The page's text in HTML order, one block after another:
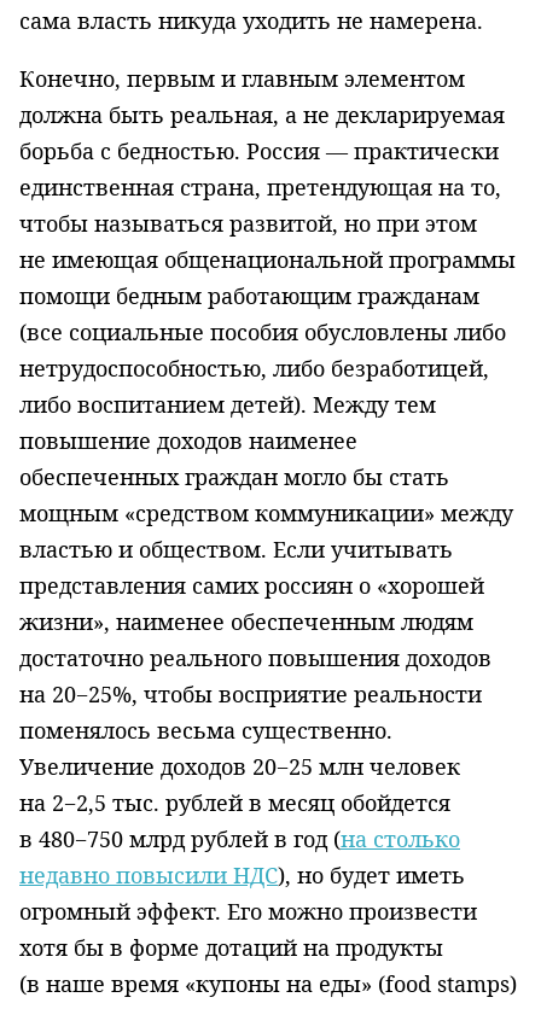
сама власть никуда уходить не намерена.
Конечно, первым и главным элементом
должна быть реальная, а не декларируемая
борьба с бедностью. Россия — практически
единствен­ная стра­на, претендующая на то,
чтобы называться развитой, но при этом
не име­ющая общенациональной программы
помощи бедным работающим гражданам
(все социальные пособия обусловлены либо
нетрудоспособностью, ли­бо безработицей,
либо воспитанием детей). Между тем
повышение доходов наименее
обеспеченных граждан могло бы стать
мощным «средством коммуникации» между
властью и обществом. Если учитывать
представ­ления самих россиян о «хорошей
жизни», наименее обеспеченным людям
достаточно реального повышения доходов
на 20−25%, чтобы восприятие реальности
поменялось весь­ма существенно.
Увеличение доходов 20−25 млн человек
на 2−2,5 тыс. рублей в месяц обойдется
в 480−750 млрд руб­лей в год (на столько
недавно повысили НДС), но будет иметь
огромный эффект. Его мо­жно произвести
хотя бы в форме дотаций на продукты
(в наше время «купоны на еды» (fo­od stamps)